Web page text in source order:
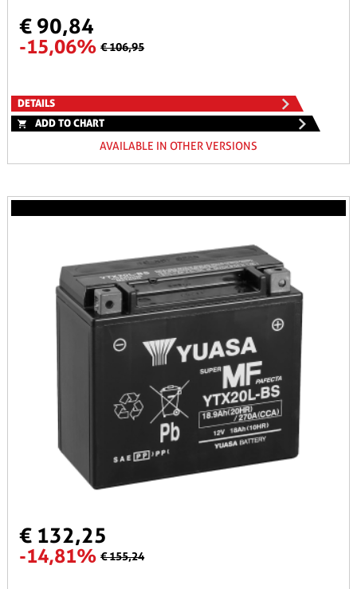
€ 90,84
-15,06% € 106,95
DETAILS
ADD TO CHART
AVAILABLE IN OTHER VERSIONS
€ 132,25
-14,81% € 155,24